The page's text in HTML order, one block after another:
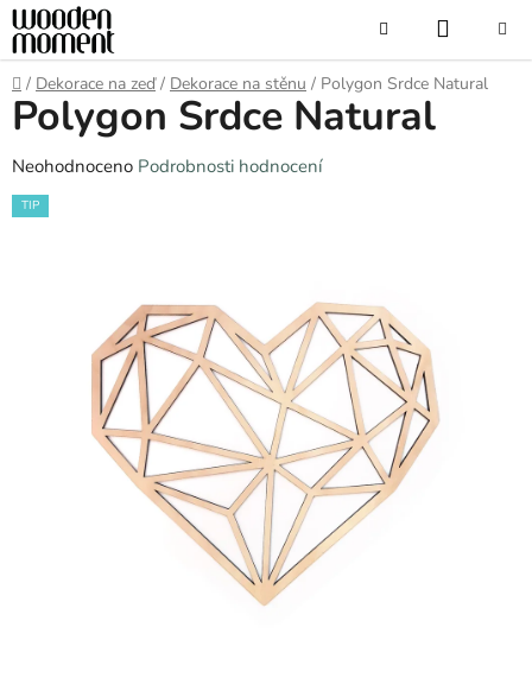
Přejít
na
obsah
KOŠÍK
Domů
/ Dekorace na zeď / Dekorace na stěnu / Polygon Srdce Natural
Polygon Srdce Natural
Průměrné
hodnocení
produktu
Neohodnoceno Podrobnosti hodnocení
TIP